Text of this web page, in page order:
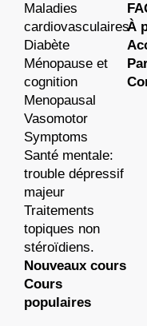
Maladies
cardiovasculaires
Diabète
Ménopause et
cognition
Menopausal
Vasomotor
Symptoms
Santé mentale:
trouble dépressif
majeur
Traitements
topiques non
stéroïdiens.
Nouveaux cours
Cours
populaires
À